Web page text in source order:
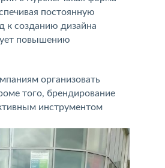
постоянную
к созданию дизайна
повышению
организовать
того, брендирование
инструментом